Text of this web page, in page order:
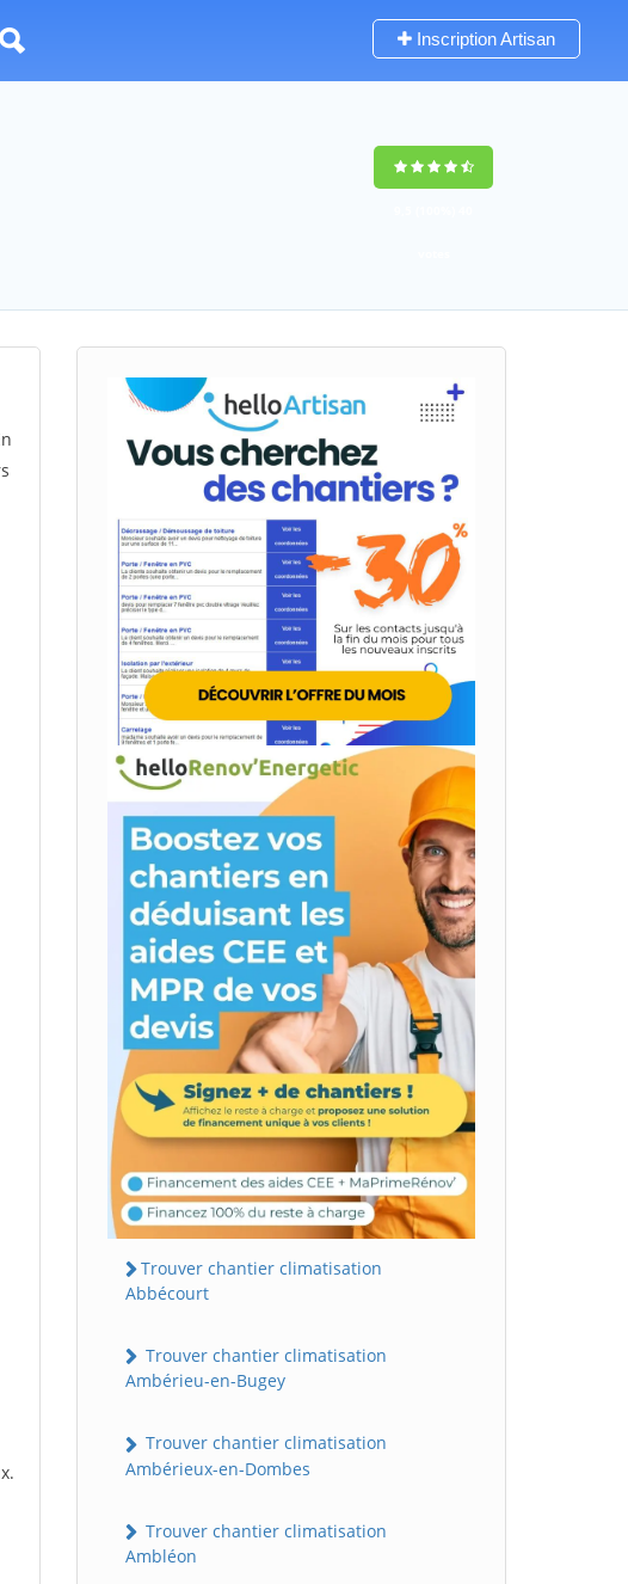
Inscription Artisan
Trouver chantier climatisation
Abbécourt
Trouver chantier climatisation
Ambérieu-en-Bugey
Trouver chantier climatisation
Ambérieux-en-Dombes
Trouver chantier climatisation
Ambléon